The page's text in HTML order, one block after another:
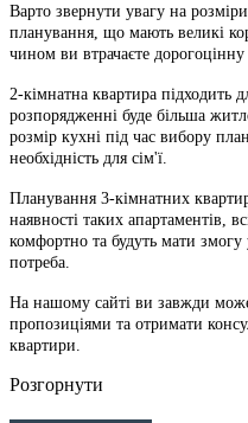
Варто звернути увагу на
планування, що мають великі
чином ви втрачаєте дорогоцінну
2-кімнатна квартира
розпорядженні буде більша
розмір кухні під час вибору
необхідність для сім'ї.
Планування 3-кімнатних
наявності таких апартаментів,
комфортно та будуть мати
потреба.
На нашому сайті ви завжди
пропозиціями та отримати
квартири.
Розгорнути